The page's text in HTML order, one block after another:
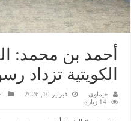
أحمد بن محمد:
الكويتية تزداد
خيماوي فبراير 10, 2026
14 زيارة